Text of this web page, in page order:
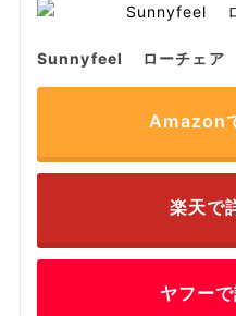
Sunnyfeel ローチェア
Amazon
楽天で
ヤフー